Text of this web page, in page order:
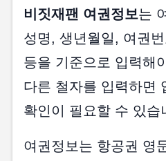
비짓재팬 여권정보는
성명, 생년월일, 여권
등을 기준으로 입력해
다른 철자를 입력하면
확인이 필요할 수 있습
여권정보는 항공권 영